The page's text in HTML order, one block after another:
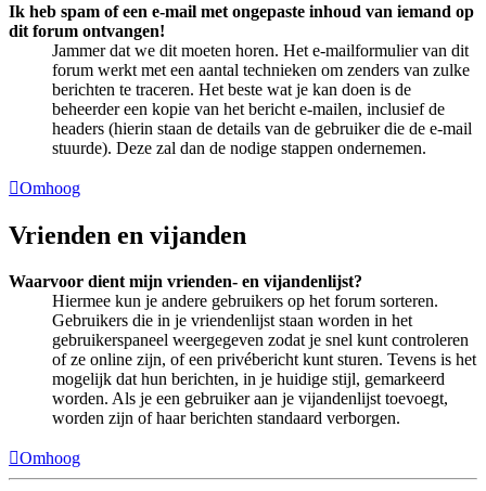
Ik heb spam of een e-mail met ongepaste inhoud van iemand op
dit forum ontvangen!
Jammer dat we dit moeten horen. Het e-mailformulier van dit
forum werkt met een aantal technieken om zenders van zulke
berichten te traceren. Het beste wat je kan doen is de
beheerder een kopie van het bericht e-mailen, inclusief de
headers (hierin staan de details van de gebruiker die de e-mail
stuurde). Deze zal dan de nodige stappen ondernemen.
Omhoog
Vrienden en vijanden
Waarvoor dient mijn vrienden- en vijandenlijst?
Hiermee kun je andere gebruikers op het forum sorteren.
Gebruikers die in je vriendenlijst staan worden in het
gebruikerspaneel weergegeven zodat je snel kunt controleren
of ze online zijn, of een privébericht kunt sturen. Tevens is het
mogelijk dat hun berichten, in je huidige stijl, gemarkeerd
worden. Als je een gebruiker aan je vijandenlijst toevoegt,
worden zijn of haar berichten standaard verborgen.
Omhoog